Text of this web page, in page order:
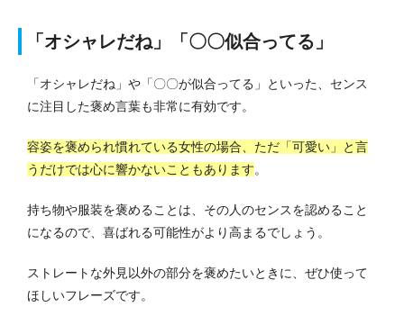
「オシャレだね」「〇〇似合ってる」
「オシャレだね」や「〇〇が似合ってる」といった、センス
に注目した褒め言葉も非常に有効です。
容姿を褒められ慣れている女性の場合、ただ「可愛い」と言
うだけでは心に響かないこともあります。
持ち物や服装を褒めることは、その人のセンスを認めること
になるので、喜ばれる可能性がより高まるでしょう。
ストレートな外見以外の部分を褒めたいときに、ぜひ使って
ほしいフレーズです。